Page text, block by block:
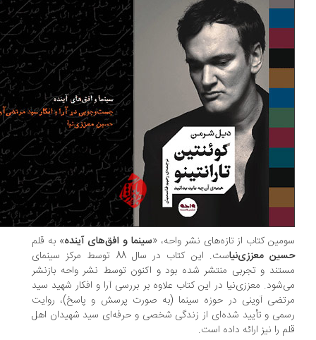
کتاب از تازه‌های نشر واحه، «سینما و افق‌های آینده» به قلم
معززی‌نیا
ست. این کتاب در سال 88 توسط مرکز سینمای
و تجربی منتشر شده بود و اکنون توسط نشر واحه بازنشر
معززی‌نیا در این کتاب علاوه بر بررسی آرا و افکار شهید سید
آوینی در حوزه سینما (به صورت پرسش و پاسخ)، روایت
و تأیید شده‌ای از زندگی شخصی و حرفه‌ای سید شهیدان اهل
را نیز ارائه داده است.